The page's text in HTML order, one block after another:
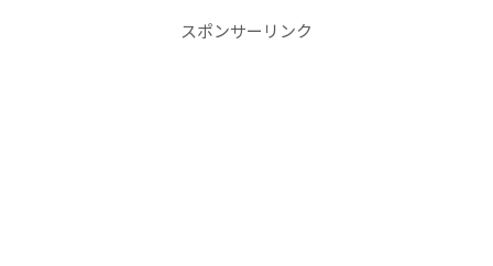
スポンサーリンク